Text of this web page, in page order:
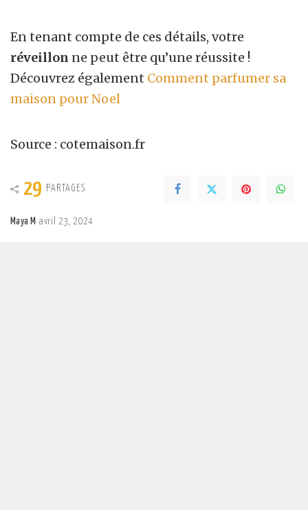
En tenant compte de ces détails, votre
réveillon ne peut être qu’une réussite !
Découvrez également Comment parfumer sa
maison pour Noel
Source : cotemaison.fr
29 PARTAGES
Posted
Maya M avril 23, 2024